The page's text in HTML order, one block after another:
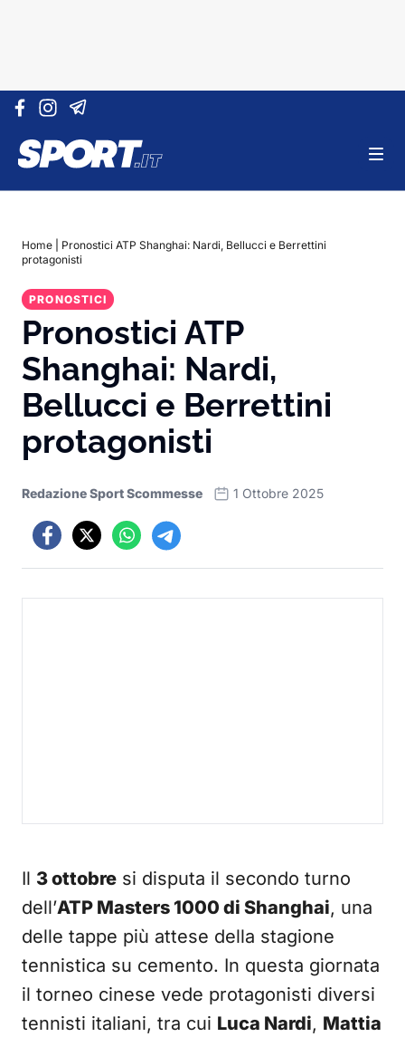
Vai al contenuto
Home
Pronostici ATP Shanghai: Nardi, Bellucci e Berrettini
protagonisti
PRONOSTICI
Pronostici ATP
Shanghai: Nardi,
Bellucci e Berrettini
protagonisti
Redazione Sport Scommesse 1 Ottobre 2025
Il 3 ottobre si disputa il secondo turno
dell’ATP Masters 1000 di Shanghai, una
delle tappe più attese della stagione
tennistica su cemento. In questa giornata
il torneo cinese vede protagonisti diversi
tennisti italiani, tra cui Luca Nardi, Mattia